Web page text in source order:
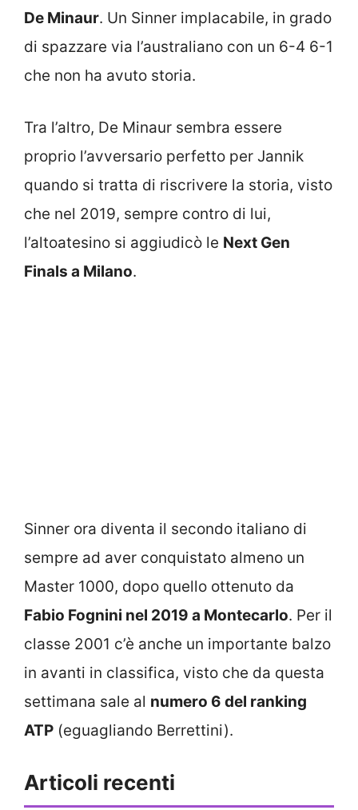
De Minaur. Un Sinner implacabile, in grado
di spazzare via l’australiano con un 6-4 6-1
che non ha avuto storia.
Tra l’altro, De Minaur sembra essere
proprio l’avversario perfetto per Jannik
quando si tratta di riscrivere la storia, visto
che nel 2019, sempre contro di lui,
l’altoatesino si aggiudicò le Next Gen
Finals a Milano.
Sinner ora diventa il secondo italiano di
sempre ad aver conquistato almeno un
Master 1000, dopo quello ottenuto da
Fabio Fognini nel 2019 a Montecarlo. Per il
classe 2001 c’è anche un importante balzo
in avanti in classifica, visto che da questa
settimana sale al numero 6 del ranking
ATP (eguagliando Berrettini).
Articoli recenti